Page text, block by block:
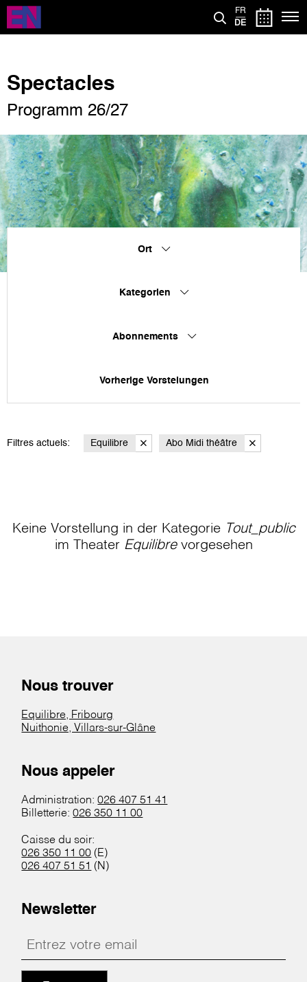
Direkt
zum
Inhalt
FR
DE
Spectacles
Programm 26/27
Ort
Kategorien
Abonnements
Vorherige Vorstelungen
Filtres actuels: Equilibre Abo Midi théâtre
Keine Vorstellung in der Kategorie Tout_public
im Theater Equilibrevorgesehen
Nous trouver
Equilibre, Fribourg
Nuithonie, Villars-sur-Glâne
Nous appeler
Administration:026 407 51 41
Billetterie:026 350 11 00
Caisse du soir:
026 350 11 00 (E)
026 407 51 51 (N)
Newsletter